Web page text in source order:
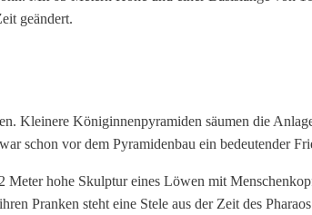
geändert.
Kleinere Königinnenpyramiden säumen die
schon vor dem Pyramidenbau ein bedeutender
hohe Skulptur eines Löwen mit
Pranken steht eine Stele aus der Zeit des